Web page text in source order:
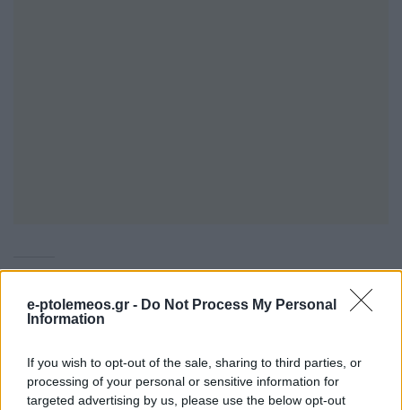
e-ptolemeos.gr - Do Not Process My Personal
Information
If you wish to opt-out of the sale, sharing to third parties, or
processing of your personal or sensitive information for
targeted advertising by us, please use the below opt-out
Σχετικά
Δύο αθλητές της
Μακεδονικής Δύναμης στο
Grand Prix στο Σαράγιεβο
2 Δεκεμβρίου 2025, 11:54 πμ
σε "Αθλητικά"
“Χρυσός” ο Τεληκωστόγλου
Πρωτάθλημα Taekwondo
12 Ιανουαρίου 2026, 11:27 πμ
σε "Αθλητικά"